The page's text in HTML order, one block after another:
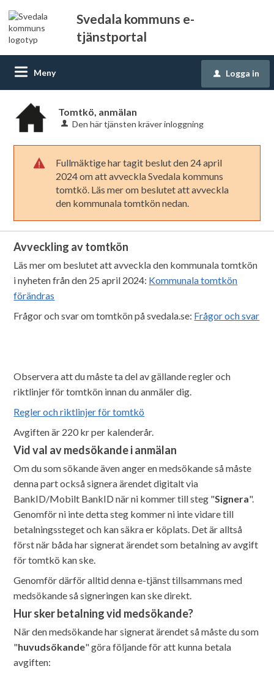
Svedala kommuns e-
tjänstportal
Meny u Logga in
Tomtkö, anmälan
Den här tjänsten kräver inloggning
!
Fullmäktige har tagit beslut den 24 april
2024 om att avveckla Svedala kommuns
tomtkö. Läs mer om beslutet att avveckla
den kommunala tomtkön nedan.
Avveckling av tomtkön
Läs mer om beslutet att avveckla den kommunala tomtkön
i nyheten från den 25 april 2024: Kommunala tomtkön
förändras
Frågor och svar om tomtkön på svedala.se: Frågor och svar
Observera att du måste ta del av gällande regler och
riktlinjer för tomtkön innan du anmäler dig.
Regler och riktlinjer för tomtkö
Avgiften är 220 kr per kalenderår.
Vid val av medsökande i anmälan
Om du som sökande även anger en medsökande så måste
denna part också signera ärendet digitalt via
BankID/Mobilt BankID när ni kommer till steg "Signera".
Genomför ni inte detta steg kommer ni inte vidare till
betalningssteget och kan säkra er köplats. Det är alltså
först när båda har signerat ärendet som betalning av avgift
för tomtkö kan ske.
Genomför därför alltid denna e-tjänst tillsammans med
medsökande så signeringen kan ske direkt.
Hur sker betalning vid medsökande?
När den medsökande har signerat ärendet så måste du som
"huvudsökande" göra följande för att kunna betala
avgiften: